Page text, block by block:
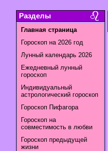
Разделы
Главная страница
Гороскоп на 2026 год
Лунный календарь 2026
Ежедневный лунный
гороскоп
Индивидуальный
астрологический гороскоп
Гороскоп Пифагора
Гороскоп на
совместимость в любви
Гороскоп предыдущей
жизни